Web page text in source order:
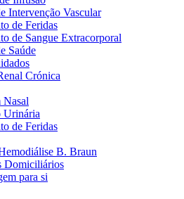
Entre em contacto connosco
Intervenção Vascular
de Feridas
de Sangue Extracorporal
Saúde
Crónica
Nasal
Urinária
de Feridas
B. Braun
Domiciliários
para si